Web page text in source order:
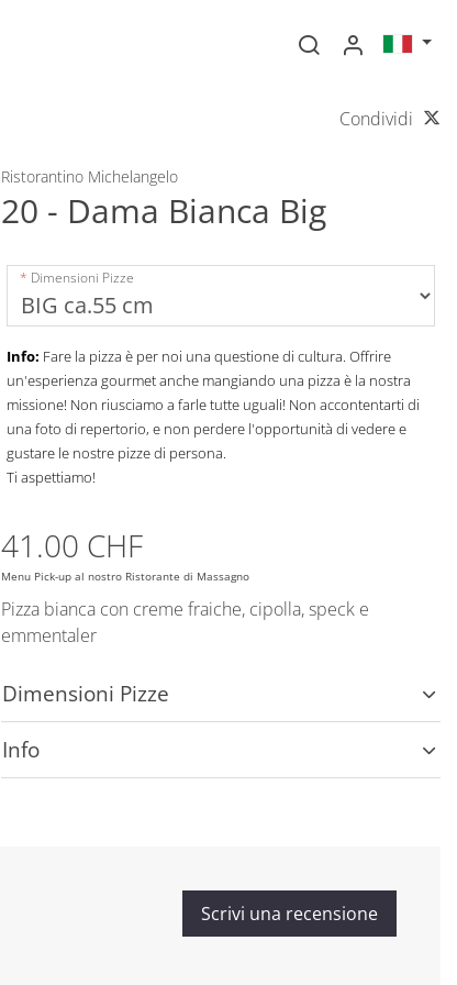
Condividi
Ristorantino Michelangelo
20 - Dama Bianca Big
Dimensioni Pizze
Info: Fare la pizza è per noi una questione di cultura. Offrire
un'esperienza gourmet anche mangiando una pizza è la nostra
missione! Non riusciamo a farle tutte uguali! Non accontentarti di
una foto di repertorio, e non perdere l'opportunità di vedere e
gustare le nostre pizze di persona.
Ti aspettiamo!
41.00 CHF
Menu Pick-up al nostro Ristorante di Massagno
Pizza bianca con creme fraiche, cipolla, speck e
emmentaler
Dimensioni Pizze
Info
Scrivi una recensione